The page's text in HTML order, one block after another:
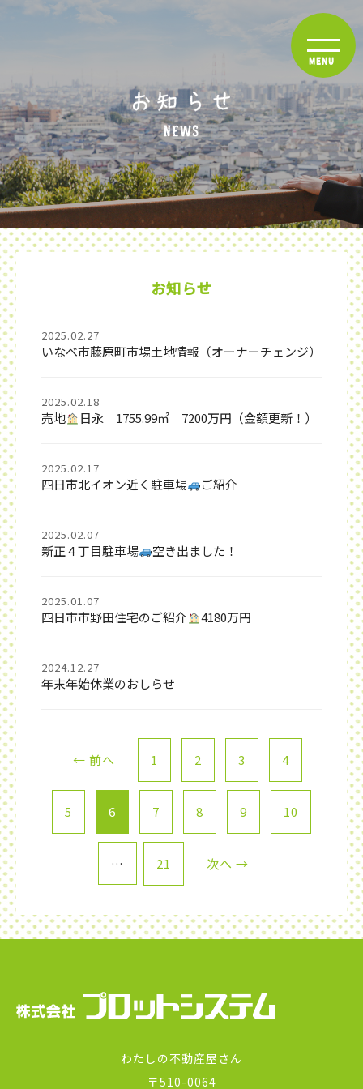
お知らせ
2025.02.27
いなべ市藤原町市場土地情報（オーナーチェンジ）
2025.02.18
売地 日永 1755.99㎡ 7200万円（金額更新！）
2025.02.17
四日市北イオン近く駐車場 ご紹介
2025.02.07
新正４丁目駐車場 空き出ました！
2025.01.07
四日市市野田住宅のご紹介 4180万円
2024.12.27
年末年始休業のおしらせ
← 前へ 1 2 3 4
5 6 7 8 9 10
… 21 次へ →
わたしの不動産屋さん
〒510-0064